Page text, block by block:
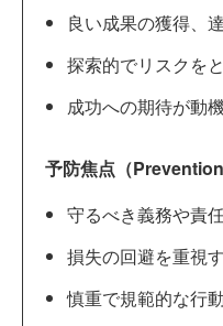
良い成果の獲得、
探索的でリスクを
成功への期待が動
予防焦点（
守るべき義務や責
損失の回避を重視
慎重で規範的な行